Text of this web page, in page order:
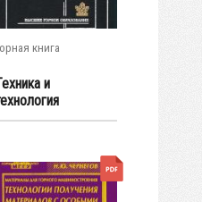
книга
и